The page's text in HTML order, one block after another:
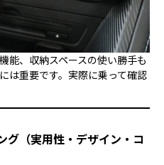
能、収納スペースの使い勝手も
は重要です。実際に乗って確認
グ（実用性・デザイン・コ